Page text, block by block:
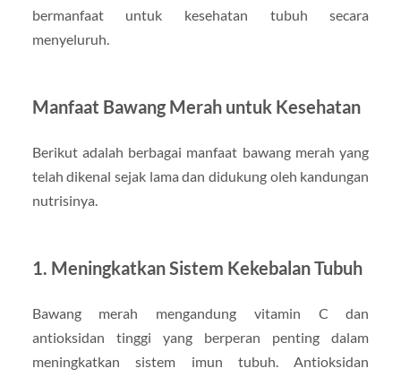
bermanfaat untuk kesehatan tubuh secara
menyeluruh.
Manfaat Bawang Merah untuk Kesehatan
Berikut adalah berbagai manfaat bawang merah yang
telah dikenal sejak lama dan didukung oleh kandungan
nutrisinya.
1. Meningkatkan Sistem Kekebalan Tubuh
Bawang merah mengandung vitamin C dan
antioksidan tinggi yang berperan penting dalam
meningkatkan sistem imun tubuh. Antioksidan